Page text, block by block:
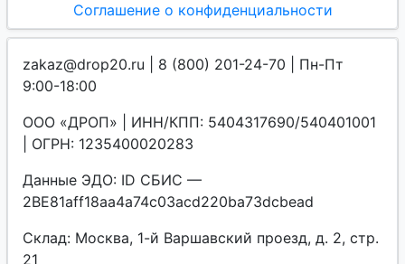
Соглашение о конфиденциальности
zakaz@drop20.ru | 8 (800) 201-24-70 | Пн-Пт
9:00-18:00
ООО «ДРОП» | ИНН/КПП: 5404317690/540401001
| ОГРН: 1235400020283
Данные ЭДО: ID СБИС —
2BE81aff18aa4a74c03acd220ba73dcbead
Склад: Москва, 1-й Варшавский проезд, д. 2, стр.
21